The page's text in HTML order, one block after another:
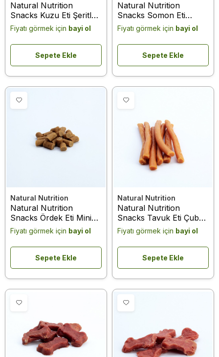
Natural Nutrition
Snacks Kuzu Eti Şeritler
Köpek Ödülü 75 Gr
Fiyatı görmek için bayi ol
Sepete Ekle
Natural Nutrition
Snacks Somon Eti
Küpleri Köpek Ödülü 75
Gr
Fiyatı görmek için bayi ol
Sepete Ekle
Natural Nutrition
Natural Nutrition
Snacks Ördek Eti Minik
Taneler Köpek Ödülü 75
Gr
Fiyatı görmek için bayi ol
Sepete Ekle
Natural Nutrition
Natural Nutrition
Snacks Tavuk Eti Çubuk
Köpek Ödülü 75 Gr
Fiyatı görmek için bayi ol
Sepete Ekle